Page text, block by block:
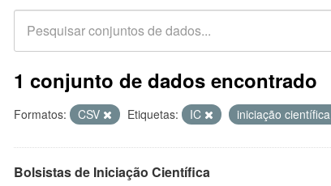
1 conjunto de dados encontrado
Formatos: CSV Etiquetas: IC iniciação científica
Bolsistas de Iniciação Científica